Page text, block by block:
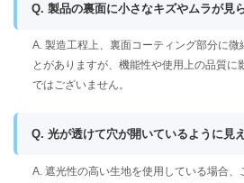
Q. 製品の裏面に小さなキズやムラが見
A. 製造工程上、裏面コーティング部分に微
とがありますが、機能性や使用上の品質に
ではございません。
Q. 光が透けて穴が開いているように見え
A. 遮光性の高い生地を使用している場合、